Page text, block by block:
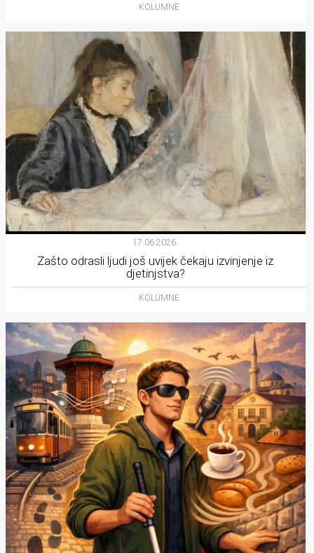
KOLUMNE
17.06.2026.
Zašto odrasli ljudi još uvijek čekaju izvinjenje iz
djetinjstva?
KOLUMNE